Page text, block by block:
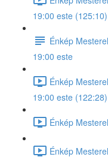
19:00 este (125:10)
Énkép
19:00 este
Énkép
19:00 este (122:28)
Énkép
Énkép